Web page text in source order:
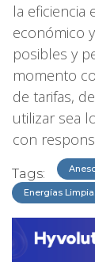
la eficiencia
económico
posibles y
momento
de tarifas,
utilizar sea
con
Tags:
Energías